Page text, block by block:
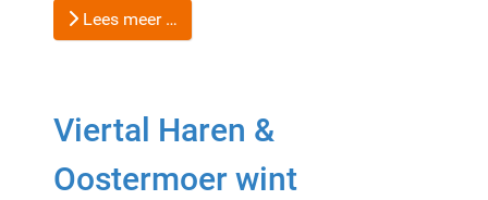
Lees meer …
Viertal Haren &
Oostermoer wint